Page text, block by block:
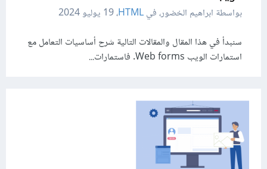
بواسطة ابراهيم الخضور، فيHTML،19 يوليو 2024
سنبدأ في هذا المقال والمقالات التالية شرح أساسيات التعامل مع
استمارات الويب Web forms. فاستمارات...